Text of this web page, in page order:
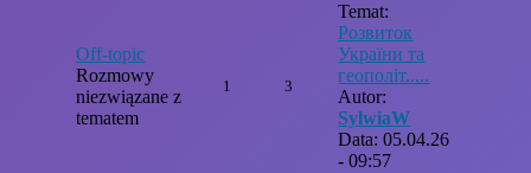
Off-topic
Rozmowy
niezwiązane z
tematem
1 3
Temat:
Розвиток
України та
геополіт.....
Autor:
SylwiaW
Data: 05.04.26
- 09:57